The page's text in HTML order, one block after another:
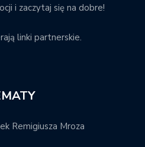
i zaczytaj się na dobre!
linki partnerskie.
Remigiusza Mroza